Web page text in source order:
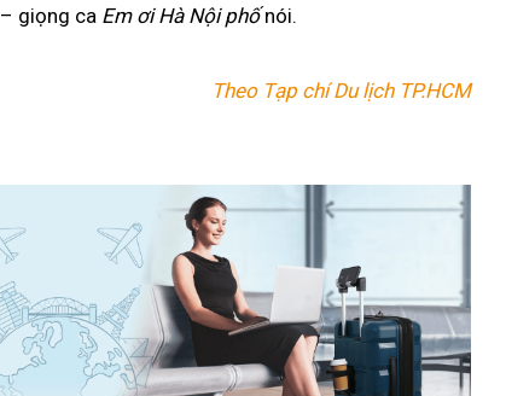
– giọng ca Em ơi Hà Nội phốnói.
Theo Tạp chí Du lịch TP.HCM